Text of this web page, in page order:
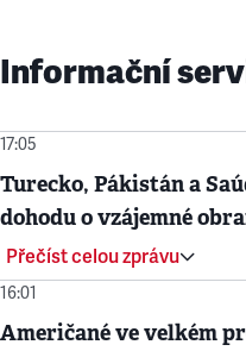
Informační
17:05
Turecko, Pákistán a
dohodu o vzájemné
Přečíst celou zprávu
16:01
Američané ve velkém